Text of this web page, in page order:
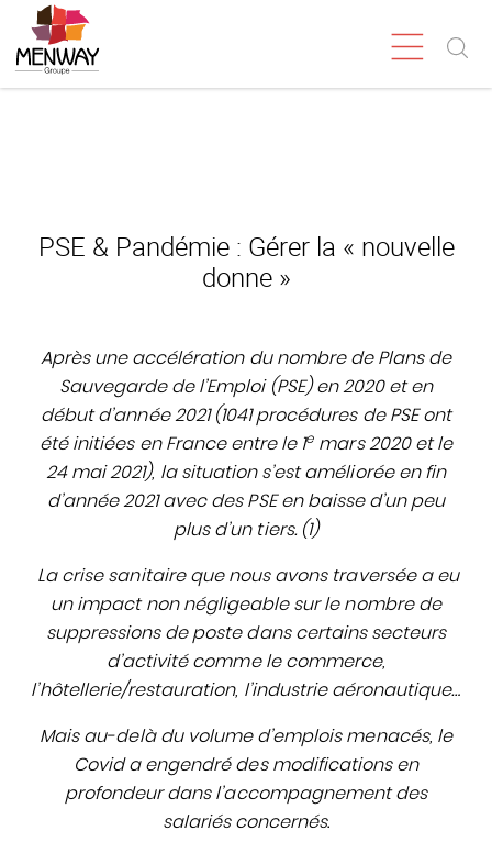
PSE & Pandémie : Gérer la « nouvelle
donne »
Après une accélération du nombre de Plans de
Sauvegarde de l’Emploi (PSE) en 2020 et en
début d’année 2021 (1041 procédures de PSE ont
été initiées en France entre le 1e mars 2020 et le
24 mai 2021), la situation s’est améliorée en fin
d’année 2021 avec des PSE en baisse d’un peu
plus d’un tiers. (1)
La crise sanitaire que nous avons traversée a eu
un impact non négligeable sur le nombre de
suppressions de poste dans certains secteurs
d’activité comme le commerce,
l’hôtellerie/restauration, l’industrie aéronautique…
Mais au-delà du volume d’emplois menacés, le
Covid a engendré des modifications en
profondeur dans l’accompagnement des
salariés concernés.